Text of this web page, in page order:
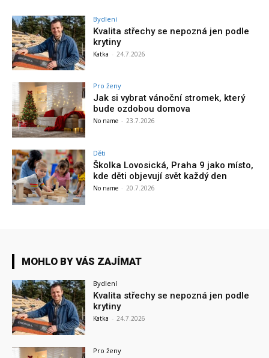
Bydlení
Kvalita střechy se nepozná jen podle
krytiny
Katka - 24.7.2026
Pro ženy
Jak si vybrat vánoční stromek, který
bude ozdobou domova
No name - 23.7.2026
Děti
Školka Lovosická, Praha 9 jako místo,
kde děti objevují svět každý den
No name - 20.7.2026
MOHLO BY VÁS ZAJÍMAT
Bydlení
Kvalita střechy se nepozná jen podle
krytiny
Katka - 24.7.2026
Pro ženy